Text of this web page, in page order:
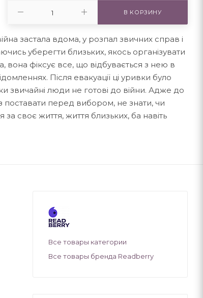
В КОРЗИНУ
застала вдома, у розпал звичних справ і
уберегти близьких, якось організувати
фіксує все, що відбувається з нею в
Після евакуації ці уривки було
звичайні люди не готові до війни. Адже до
поставати перед вибором, не знати, чи
своє життя, життя близьких, ба навіть
Все товары категории
Все товары бренда Readberry